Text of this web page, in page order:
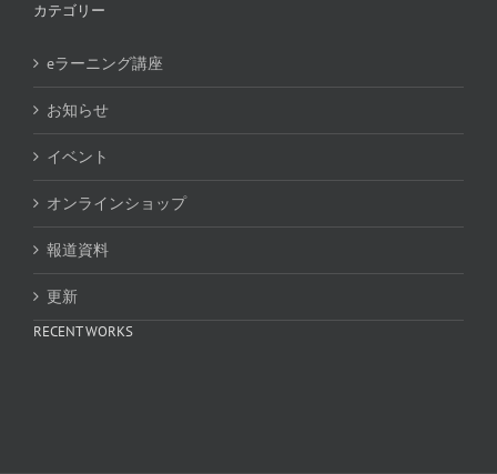
カテゴリー
eラーニング講座
お知らせ
イベント
オンラインショップ
報道資料
更新
RECENT WORKS